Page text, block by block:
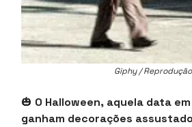
Giphy / Reprodução
🎃 O Halloween, aquela data
ganham decorações